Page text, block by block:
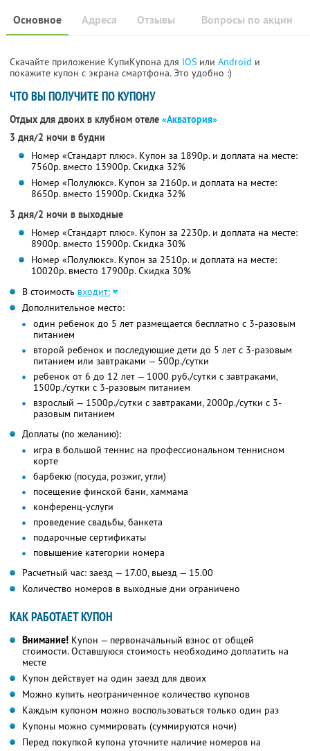
Основное Отзывы Вопросы по акции
Адреса
Скачайте приложение КупиКупона для IOS или Android и
покажите купон с экрана смартфона. Это удобно :)
ЧТО ВЫ ПОЛУЧИТЕ ПО КУПОНУ
Отдых для двоих в клубном отеле «Акватория»
3 дня/2 ночи в будни
Номер «Стандарт плюс». Купон за 1890р. и доплата на месте:
7560р. вместо 13900р. Скидка 32%
Номер «Полулюкс». Купон за 2160р. и доплата на месте:
8650р. вместо 15900р. Скидка 32%
3 дня/2 ночи в выходные
Номер «Стандарт плюс». Купон за 2230р. и доплата на месте:
8900р. вместо 15900р. Скидка 30%
Номер «Полулюкс». Купон за 2510р. и доплата на месте:
10020р. вместо 17900р. Скидка 30%
В стоимость входит:
Дополнительное место:
один ребенок до 5 лет размещается бесплатно с 3-разовым
питанием
второй ребенок и последующие дети до 5 лет с 3-разовым
питанием или завтраками — 500р./сутки
ребенок от 6 до 12 лет — 1000 руб./сутки с завтраками,
1500р./сутки с 3-разовым питанием
взрослый — 1500р./сутки с завтраками, 2000р./сутки с 3-
разовым питанием
Доплаты (по желанию):
игра в большой теннис на профессиональном теннисном
корте
барбекю (посуда, розжиг, угли)
посещение финской бани, хаммама
конференц-услуги
проведение свадьбы, банкета
подарочные сертификаты
повышение категории номера
Расчетный час: заезд — 17.00, выезд — 15.00
Количество номеров в выходные дни ограничено
КАК РАБОТАЕТ КУПОН
Внимание! Купон — первоначальный взнос от общей
стоимости. Оставшуюся стоимость необходимо доплатить на
месте
Купон действует на один заезд для двоих
Можно купить неограниченное количество купонов
Каждым купоном можно воспользоваться только один раз
Купоны можно суммировать (суммируются ночи)
Перед покупкой купона уточните наличие номеров на